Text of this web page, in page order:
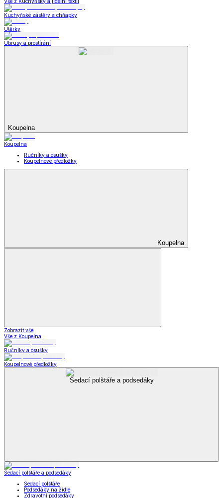
Kuchyňské zástěry a chňapky
Utěrky
Ubrusy a prostírání
Koupelna
Koupelna
Ručníky a osušky
Koupelnové předložky
Koupelna
Zobrazit vše
Vše z Koupelna
Ručníky a osušky
Koupelnové předložky
Sedací polštáře a podsedáky
Sedací polštáře a podsedáky
Sedací polštáře
Podsedáky na židle
Zdravotní podsedáky